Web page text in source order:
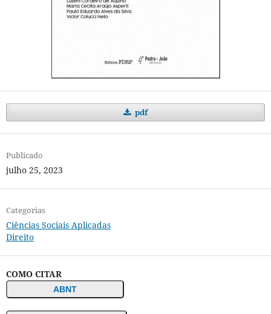
pdf
Publicado
julho 25, 2023
Categorias
Ciências Sociais Aplicadas
Direito
COMO CITAR
ABNT